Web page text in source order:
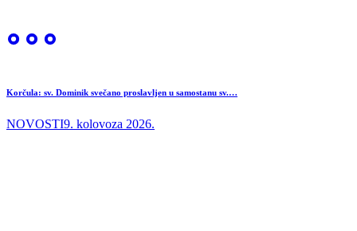
Korčula: sv. Dominik svečano proslavljen u samostanu sv.…
NOVOSTI9. kolovoza 2026.